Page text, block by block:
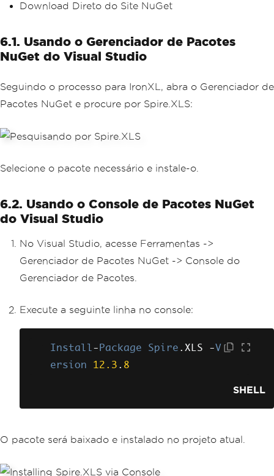
Download Direto do Site NuGet
6.1. Usando o Gerenciador de Pacotes
NuGet do Visual Studio
Seguindo o processo para IronXL, abra o Gerenciador de
Pacotes NuGet e procure por Spire.XLS:
Selecione o pacote necessário e instale-o.
6.2. Usando o Console de Pacotes NuGet
do Visual Studio
No Visual Studio, acesse Ferramentas ->
Gerenciador de Pacotes NuGet -> Console do
Gerenciador de Pacotes.
Execute a seguinte linha no console:
Install- Package Spire . XLS -V
ersion
12.3 . 8
SHELL
O pacote será baixado e instalado no projeto atual.